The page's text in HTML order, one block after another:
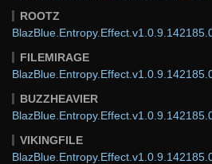
ROOTZ
FILEMIRAGE
BUZZHEAVIER
VIKINGFILE